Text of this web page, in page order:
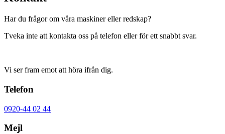
Har du frågor om våra maskiner eller redskap?
Tveka inte att kontakta oss på telefon eller för ett snabbt svar.
Vi ser fram emot att höra ifrån dig.
Telefon
0920-44 02 44
Mejl